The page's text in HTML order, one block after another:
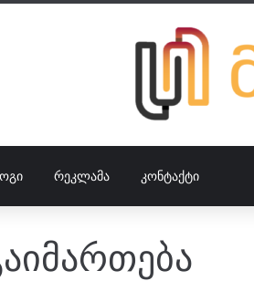
ᲠᲔᲙᲚᲐᲛᲐ ᲙᲝᲜᲢᲐᲥᲢᲘ